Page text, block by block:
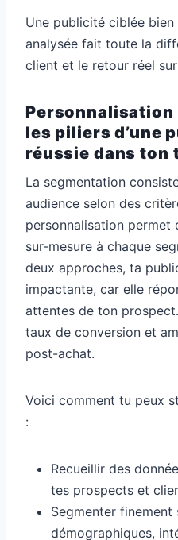
Une publicité ciblée bien
analysée fait toute la
client et le retour réel
Personnalisation
les piliers d’une
réussie dans ton
La segmentation
audience selon des
personnalisation permet
sur-mesure à chaque
deux approches, ta
impactante, car elle
attentes de ton
taux de conversion et
post-achat.
Voici comment tu peux
:
Recueillir des
tes prospects et
Segmenter finement
démographiques,